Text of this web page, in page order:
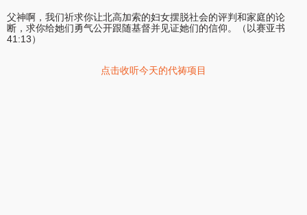
父神啊，我们祈求你让北高加索的妇女摆脱社会的评判和家庭的论
断，求你给她们勇气公开跟随基督并见证她们的信仰。（以赛亚书
41:13）
点击收听今天的代祷项目